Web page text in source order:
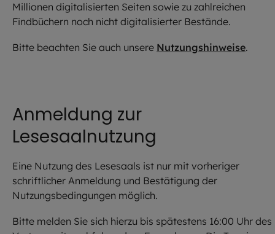
Millionen digitalisierten Seiten sowie zu zahlreichen
Findbüchern noch nicht digitalisierter Bestände.
Bitte beachten Sie auch unsere Nutzungshinweise.
Anmeldung zur
Lesesaalnutzung
Eine Nutzung des Lesesaals ist nur mit vorheriger
schriftlicher Anmeldung und Bestätigung der
Nutzungsbedingungen möglich.
Bitte melden Sie sich hierzu bis spätestens 16:00 Uhr des